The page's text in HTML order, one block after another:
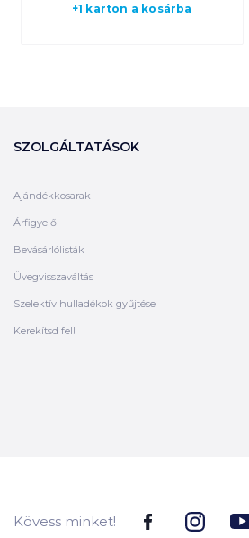
+1 karton a kosárba
SZOLGÁLTATÁSOK
Ajándékkosarak
Árfigyelő
Bevásárlólisták
Üvegvisszaváltás
Szelektív hulladékok gyűjtése
Kerekítsd fel!
Kövess minket!